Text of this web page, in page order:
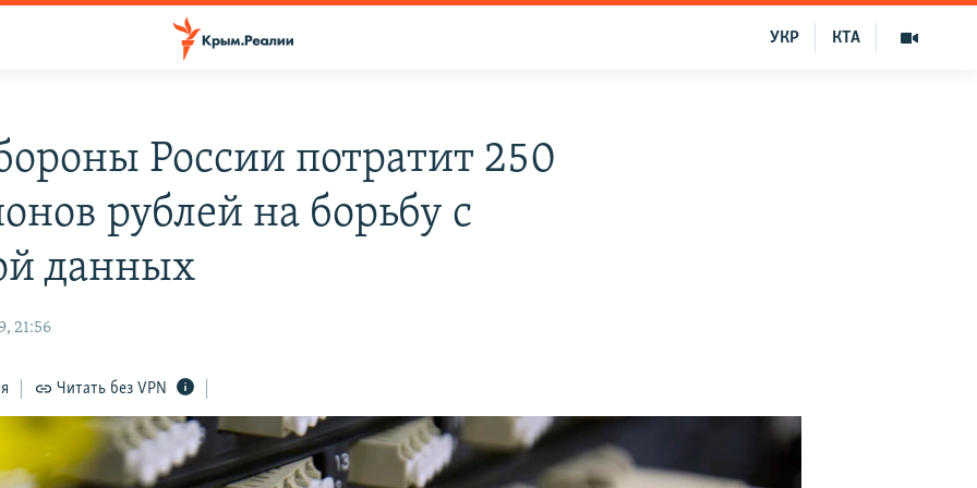
КТА
УКР
России потратит 250
рублей на борьбу с
данных
21:56
Читать без VPN